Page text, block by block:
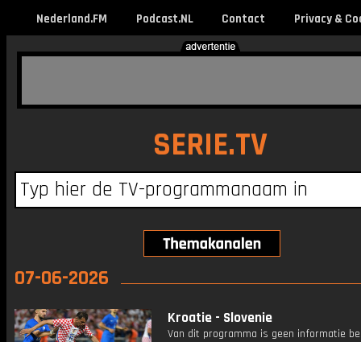
Nederland.FM Podcast.NL Contact Privacy &
SERIE.TV
07-06-2026
Kroatie - Slovenie
Van dit programma is geen informatie